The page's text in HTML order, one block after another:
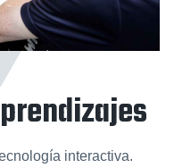
interactiva.